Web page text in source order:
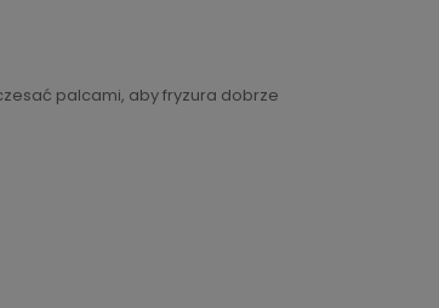
palcami, aby fryzura dobrze